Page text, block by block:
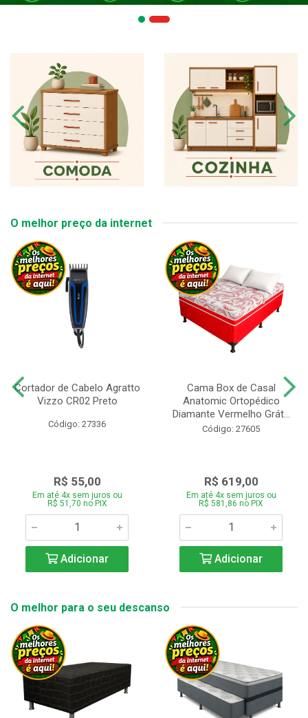
O melhor preço da internet
Cortador de Cabelo Agratto
Vizzo CR02 Preto
Código: 27336
R$ 55,00
Em até 4x sem juros ou
R$ 51,70 no PIX
Adicionar
Cama Box de Casal
Anatomic Ortopédico
Diamante Vermelho Grát...
Código: 27605
R$ 619,00
Em até 4x sem juros ou
R$ 581,86 no PIX
Adicionar
O melhor para o seu descanso